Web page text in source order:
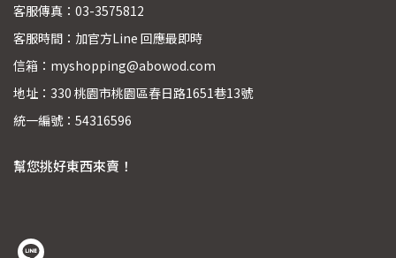
客服傳真：03-3575812
客服時間：加官方Line 回應最即時
信箱：myshopping@abowod.com
地址：330 桃園市桃園區春日路1651巷13號
統一編號：54316596
幫您挑好東西來賣！